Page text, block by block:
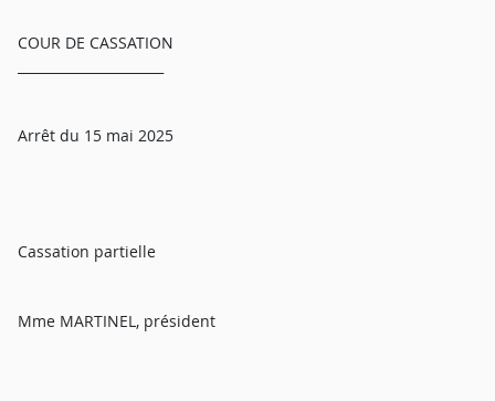
COUR DE CASSATION
Arrêt du 15 mai 2025
Cassation partielle
Mme MARTINEL, président